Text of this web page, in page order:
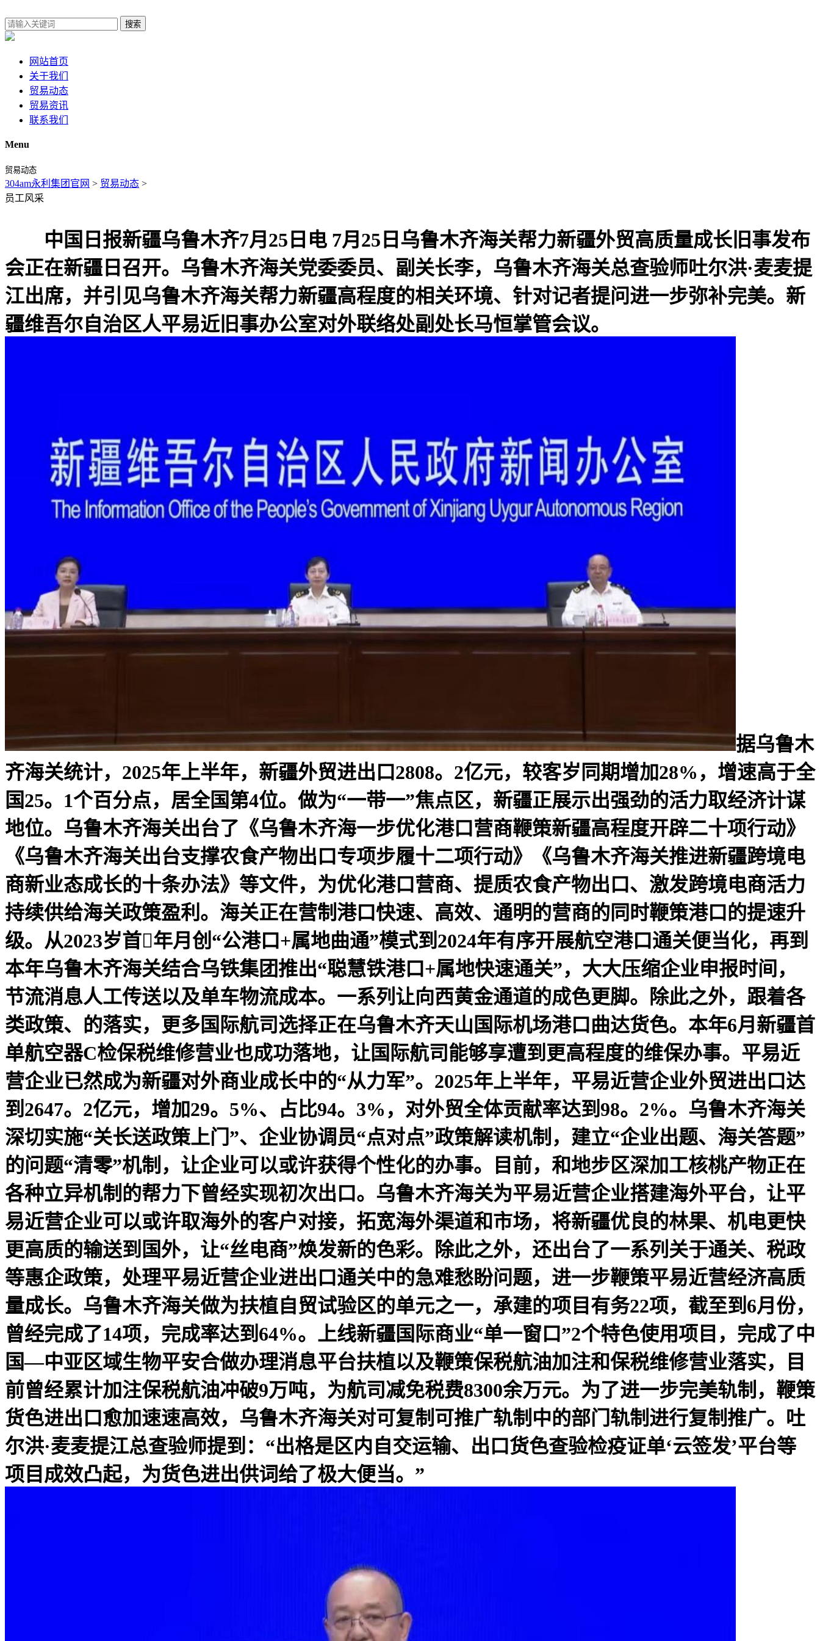
搜索
网站首页
关于我们
贸易动态
贸易资讯
联系我们
Menu
贸易动态
304am永利集团官网 > 贸易动态 >
员工风采
中国日报新疆乌鲁木齐7月25日电 7月25日乌鲁木齐海关帮力新疆外贸高质量成长旧事发布
会正在新疆日召开。乌鲁木齐海关党委委员、副关长李，乌鲁木齐海关总查验师吐尔洪·麦麦提
江出席，并引见乌鲁木齐海关帮力新疆高程度的相关环境、针对记者提问进一步弥补完美。新
疆维吾尔自治区人平易近旧事办公室对外联络处副处长马恒掌管会议。
据乌鲁木
齐海关统计，2025年上半年，新疆外贸进出口2808。2亿元，较客岁同期增加28%，增速高于全
国25。1个百分点，居全国第4位。做为“一带一”焦点区，新疆正展示出强劲的活力取经济计谋
地位。乌鲁木齐海关出台了《乌鲁木齐海一步优化港口营商鞭策新疆高程度开辟二十项行动》
《乌鲁木齐海关出台支撑农食产物出口专项步履十二项行动》《乌鲁木齐海关推进新疆跨境电
商新业态成长的十条办法》等文件，为优化港口营商、提质农食产物出口、激发跨境电商活力
持续供给海关政策盈利。海关正在营制港口快速、高效、通明的营商的同时鞭策港口的提速升
级。从2023岁首年月创“公港口+属地曲通”模式到2024年有序开展航空港口通关便当化，再到
本年乌鲁木齐海关结合乌铁集团推出“聪慧铁港口+属地快速通关”，大大压缩企业申报时间，
节流消息人工传送以及单车物流成本。一系列让向西黄金通道的成色更脚。除此之外，跟着各
类政策、的落实，更多国际航司选择正在乌鲁木齐天山国际机场港口曲达货色。本年6月新疆首
单航空器C检保税维修营业也成功落地，让国际航司能够享遭到更高程度的维保办事。平易近
营企业已然成为新疆对外商业成长中的“从力军”。2025年上半年，平易近营企业外贸进出口达
到2647。2亿元，增加29。5%、占比94。3%，对外贸全体贡献率达到98。2%。乌鲁木齐海关
深切实施“关长送政策上门”、企业协调员“点对点”政策解读机制，建立“企业出题、海关答题”
的问题“清零”机制，让企业可以或许获得个性化的办事。目前，和地步区深加工核桃产物正在
各种立异机制的帮力下曾经实现初次出口。乌鲁木齐海关为平易近营企业搭建海外平台，让平
易近营企业可以或许取海外的客户对接，拓宽海外渠道和市场，将新疆优良的林果、机电更快
更高质的输送到国外，让“丝电商”焕发新的色彩。除此之外，还出台了一系列关于通关、税政
等惠企政策，处理平易近营企业进出口通关中的急难愁盼问题，进一步鞭策平易近营经济高质
量成长。乌鲁木齐海关做为扶植自贸试验区的单元之一，承建的项目有务22项，截至到6月份，
曾经完成了14项，完成率达到64%。上线新疆国际商业“单一窗口”2个特色使用项目，完成了中
国—中亚区域生物平安合做办理消息平台扶植以及鞭策保税航油加注和保税维修营业落实，目
前曾经累计加注保税航油冲破9万吨，为航司减免税费8300余万元。为了进一步完美轨制，鞭策
货色进出口愈加速速高效，乌鲁木齐海关对可复制可推广轨制中的部门轨制进行复制推广。吐
尔洪·麦麦提江总查验师提到：“出格是区内自交运输、出口货色查验检疫证单‘云签发’平台等
项目成效凸起，为货色进出供词给了极大便当。”